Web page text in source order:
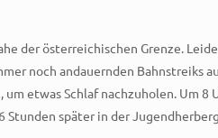
der österreichischen Grenze.
noch andauernden Bahnstreiks
etwas Schlaf nachzuholen. Um 8
später in der